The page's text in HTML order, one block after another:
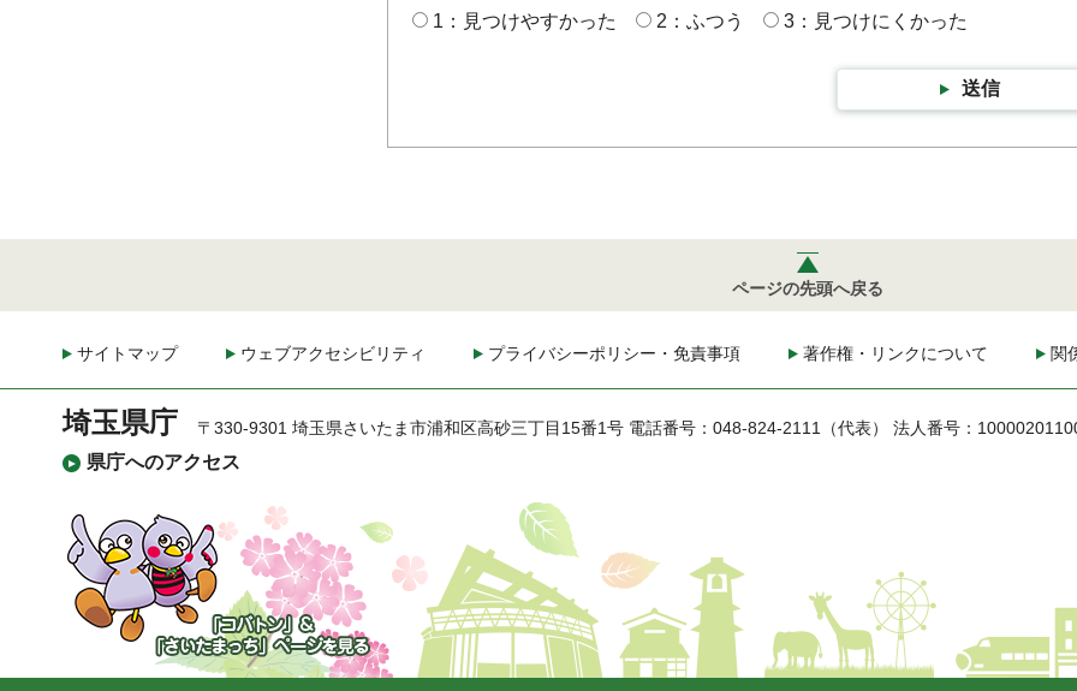
1：見つけやすかった
2：ふつう 3：見つけにくかった
送信
ページの先頭へ戻る
サイトマップ ウェブアクセシビリティ プライバシーポリシー・免責事項 著作権・リンクについて 関
埼玉県庁
県庁へのアクセス
〒330-9301 埼玉県さいたま市浦和区高砂三丁目15番1号 電話番号：048-824-2111（代表） 法人番号：
「コバトン」&「さいた
まっち」